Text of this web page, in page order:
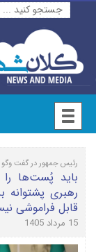
رئیس جمهور در گفت وگو
باید پُست‌ها
رهبری پشتوانه
قابل فراموشی
15 مرداد 1405